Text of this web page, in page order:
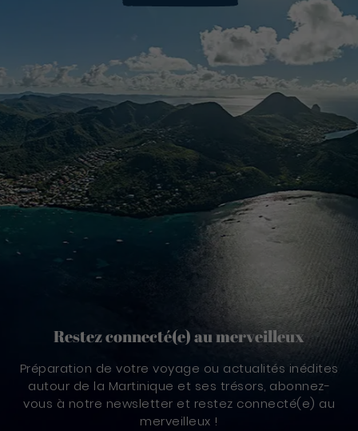
Restez connecté(e) au merveilleux
Préparation de votre voyage ou actualités inédites
autour de la Martinique et ses trésors, abonnez-
vous à notre newsletter et restez connecté(e) au
merveilleux !